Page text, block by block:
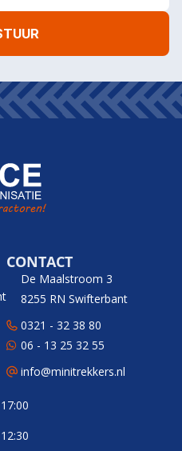
CONTACT
De Maalstroom 3
8255 RN Swifterbant
0321 - 32 38 80
06 - 13 25 32 55
info@minitrekkers.nl